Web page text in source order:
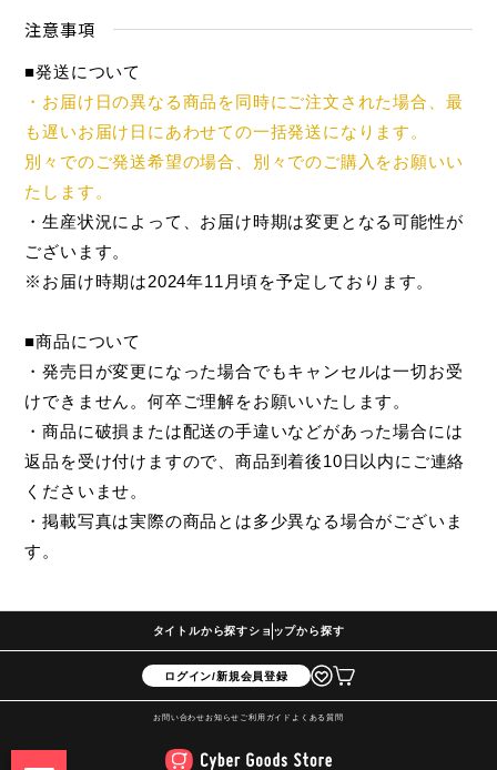
注意事項
■発送について
・お届け日の異なる商品を同時にご注文された場合、最
も遅いお届け日にあわせての一括発送になります。
別々でのご発送希望の場合、別々でのご購入をお願いい
たします。
・生産状況によって、お届け時期は変更となる可能性が
ございます。
※お届け時期は2024年11月頃を予定しております。
■商品について
・発売日が変更になった場合でもキャンセルは一切お受
けできません。何卒ご理解をお願いいたします。
・商品に破損または配送の手違いなどがあった場合には
返品を受け付けますので、商品到着後10日以内にご連絡
くださいませ。
・掲載写真は実際の商品とは多少異なる場合がございま
す。
タイトルから探すショップから探す
ログイン/新規会員登録
お問い合わせ お知らせ ご利用ガイド よくある質問